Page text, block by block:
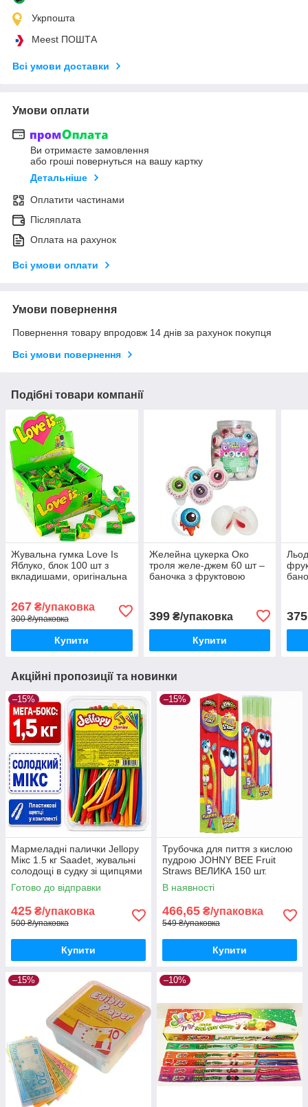
Укрпошта
Meest ПОШТА
Всі умови доставки
Умови оплати
Ви отримаєте замовлення
або гроші повернуться на вашу картку
Детальніше
Оплатити частинами
Післяплата
Оплата на рахунок
Всі умови оплати
Умови повернення
Повернення товару впродовж 14 днів за рахунок покупця
Всі умови повернення
Подібні товари компанії
Жувальна гумка Love Is
Яблуко, блок 100 шт з
вкладишами, оригінальна
267 ₴/упаковка
300 ₴/упаковка
Купити
Желейна цукерка Око
троля желе-джем 60 шт –
баночка з фруктовою
399₴/упаковка
Купити
375
Акційні пропозиції та новинки
–15%
Мармеладні палички Jellopy
Мікс 1.5 кг Saadet, жувальні
солодощі в судку зі щипцями
Туреччина
Готово до відправки
425 ₴/упаковка
500 ₴/упаковка
Купити
–15%
Трубочка для пиття з кислою
пудрою JOHNY BEE Fruit
Straws ВЕЛИКА 150 шт.
В наявності
466,65 ₴/упаковка
549 ₴/упаковка
Купити
–15% –10%